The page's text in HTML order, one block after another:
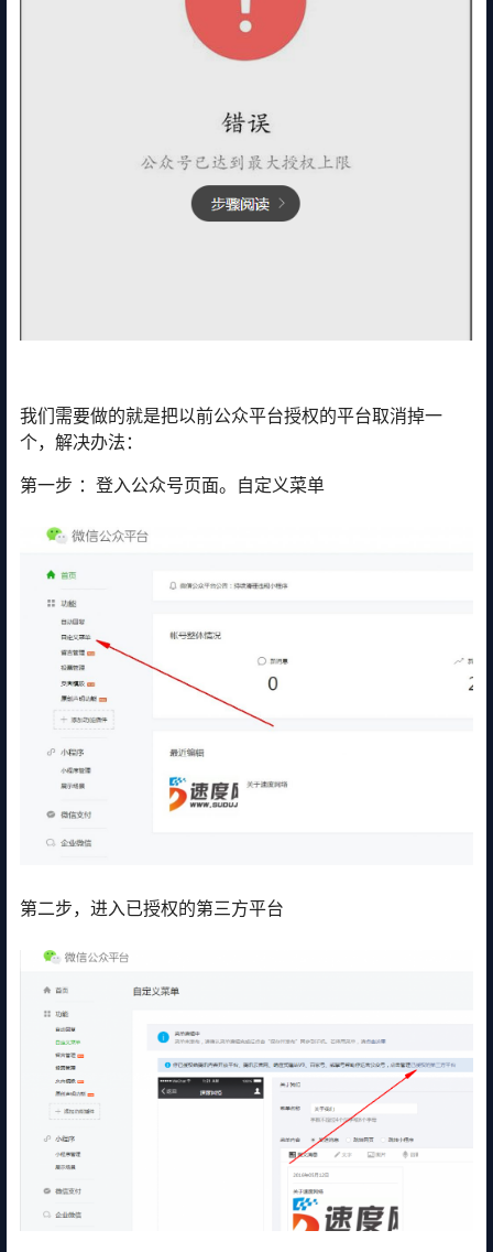
我们需要做的就是把以前公众平台授权的平台取消掉一
个，解决办法：
第一步 ：登入公众号页面。自定义菜单
第二步，进入已授权的第三方平台